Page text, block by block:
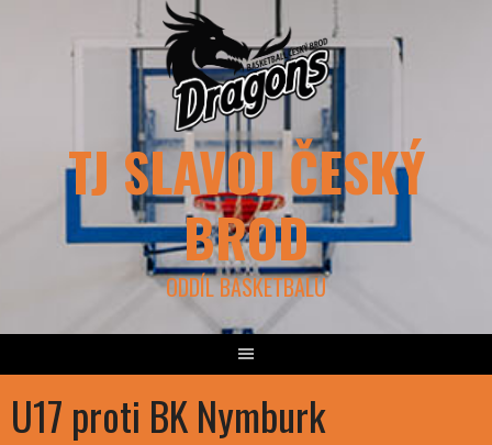
TJ SLAVOJ ČESKÝ
BROD
ODDÍL BASKETBALU
U17 proti BK Nymburk